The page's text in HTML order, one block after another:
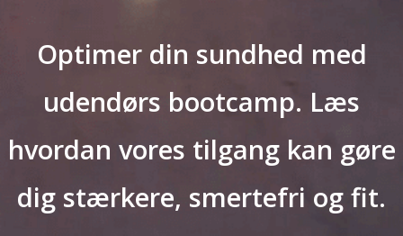
Optimer din sundhed med
udendørs bootcamp. Læs
hvordan vores tilgang kan gøre
dig stærkere, smertefri og fit.